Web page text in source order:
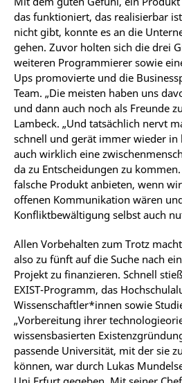
das funktioniert, das realisierbar
nicht gibt, konnte es an die
gehen. Zuvor holten sich die drei
weiteren Programmierer sowie
Ups promovierte und die
Team. „Die meisten haben uns
und dann auch noch als Freunde
Lambeck. „Und tatsächlich nervt
schnell und gerät immer wieder in
auch wirklich eine
da zu Entscheidungen zu
falsche Produkt anbieten, wenn
offenen Kommunikation wären
Konfliktbewältigung selbst auch
Allen Vorbehalten zum Trotz
also zu fünft auf die Suche nach
Projekt zu finanzieren. Schnell
EXIST-Programm, das
Wissenschaftler*innen sowie
„Vorbereitung ihrer
wissensbasierten
passende Universität, mit der sie
können, war durch Lukas